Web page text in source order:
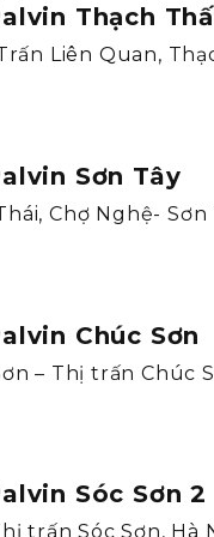
Thạch
Liên Quan,
Sơn Tây
Chợ Nghệ- Sơn
Chúc Sơn
– Thị trấn Chúc
Sóc Sơn 2
trấn Sóc Sơn, Hà